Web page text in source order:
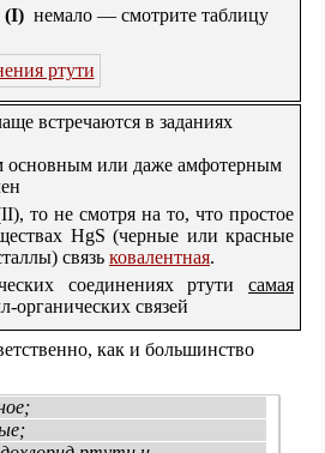
(I) немало — смотрите таблицу
встречаются в заданиях
основным или даже амфотерным
то не смотря на то, что простое
HgS (черные или красные
cвязь ковалентная.
соединениях ртути самая
органических связей
как и большинство